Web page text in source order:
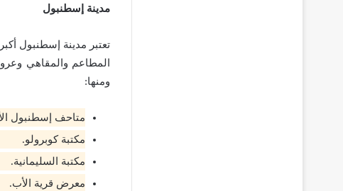
مدينة إسطنبول
تعتبر مدينة إسطنبول
المطاعم والمقاهي
ومنها:
متاحف إسطنبول
مكتبة كوبرولو.
مكتبة السليمانية.
معرض قرية الأب.